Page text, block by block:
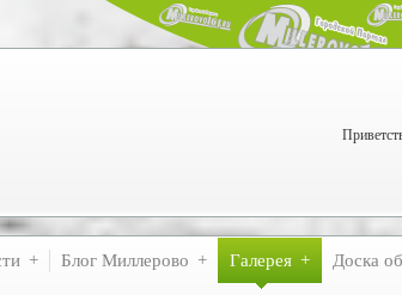
Блог Миллерово Галерея Доска